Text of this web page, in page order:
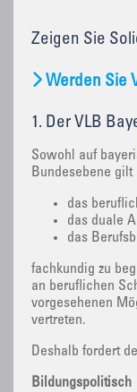
Zeigen Sie
Werden Sie
1. Der VLB
Sowohl auf
Bundesebene
das
das duale
das
fachkundig zu
an beruflichen
vorgesehenen
vertreten.
Deshalb fordert
Bildungspolitisch